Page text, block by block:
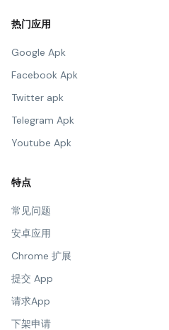
热门应用
Google Apk
Facebook Apk
Twitter apk
Telegram Apk
Youtube Apk
特点
常见问题
安卓应用
Chrome 扩展
提交 App
请求App
下架申请